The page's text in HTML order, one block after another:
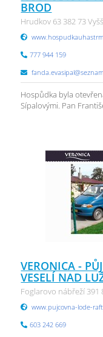
BROD
Hrudkov 63 382 73
777 944 159
Hospůdka byla
Sípalovými. Pan
VERONICA -
VESELÍ NAD
Foglarovo nábřeží 391
www.pujcovna-lode-
603 242 669